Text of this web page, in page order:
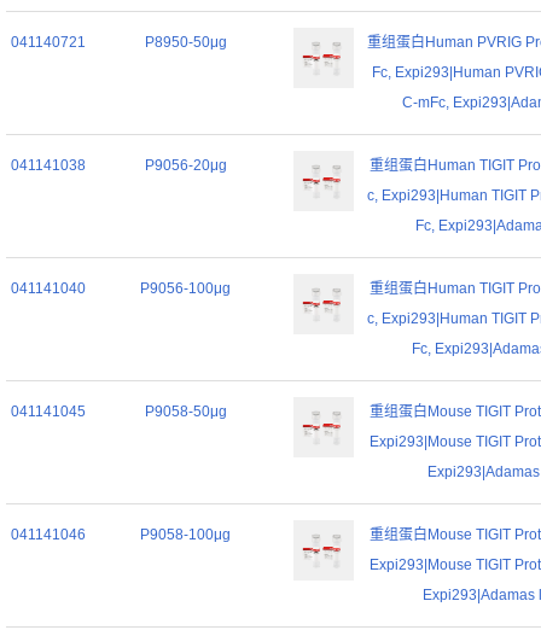
041140721 P8950-50μg
重组蛋白Human PVRIG
Fc, Expi293|Human
C-mFc,
041141038 P9056-20μg
重组蛋白Human TIGIT
c, Expi293|Human TIGIT
Fc,
041141040 P9056-100μg
重组蛋白Human TIGIT
c, Expi293|Human TIGIT
Fc,
041141045 P9058-50μg
重组蛋白Mouse TIGIT
Expi293|Mouse TIGIT
041141046 P9058-100μg
重组蛋白Mouse TIGIT
Expi293|Mouse TIGIT
Expi293|Adamas